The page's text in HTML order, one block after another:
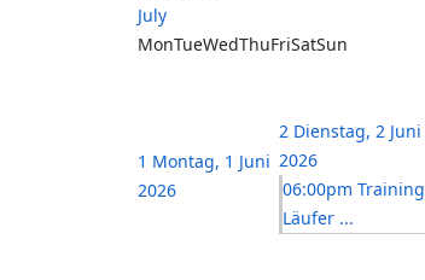
July
MonTueWedThuFriSatSun
1 Montag, 1 Juni
2026
2 Dienstag, 2 Juni
2026
06:00pm Training
Läufer ...